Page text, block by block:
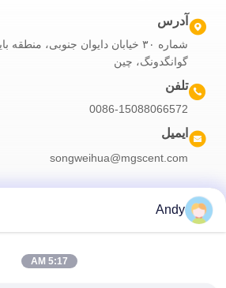
آدرس
شماره ۳۰ خیابان دایوان جنوبی،
گوانگدونگ، چین
تلفن
0086-15088066572
ایمیل
songweihua@mgscent.com
Andy
5:17 AM